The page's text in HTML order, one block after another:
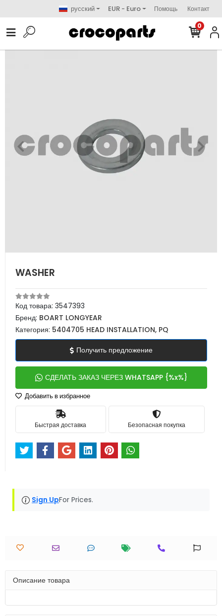
русский EUR - Euro Помощь Контакт
0
WASHER
Код товара: 3547393
Бренд: BOART LONGYEAR
Категория: 5404705 HEAD INSTALLATION, PQ
Получить предложение
СДЕЛАТЬ ЗАКАЗ ЧЕРЕЗ WHATSAPP {%x%}
Добавить в избранное
Быстрая доставка Безопасная покупка
Sign UpFor Prices.
Описание товара